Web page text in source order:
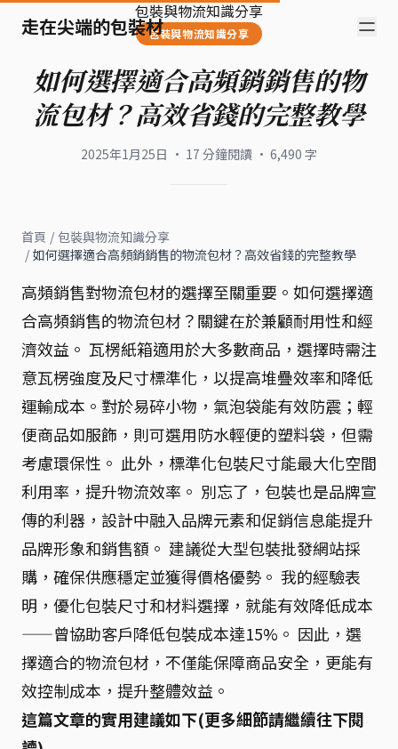
走在尖端的包裝材
包裝與物流知識分享
包裝與物流知識分享
如何選擇適合高頻銷銷售的物
流包材？高效省錢的完整教學
2025年1月25日 · 17 分鐘閱讀 · 6,490 字
首頁 / 包裝與物流知識分享
/ 如何選擇適合高頻銷銷售的物流包材？高效省錢的完整教學
高頻銷售對物流包材的選擇至關重要。如何選擇適
合高頻銷售的物流包材？關鍵在於兼顧耐用性和經
濟效益。 瓦楞紙箱適用於大多數商品，選擇時需注
意瓦楞強度及尺寸標準化，以提高堆疊效率和降低
運輸成本。對於易碎小物，氣泡袋能有效防震；輕
便商品如服飾，則可選用防水輕便的塑料袋，但需
考慮環保性。 此外，標準化包裝尺寸能最大化空間
利用率，提升物流效率。 別忘了，包裝也是品牌宣
傳的利器，設計中融入品牌元素和促銷信息能提升
品牌形象和銷售額。 建議從大型包裝批發網站採
購，確保供應穩定並獲得價格優勢。 我的經驗表
明，優化包裝尺寸和材料選擇，就能有效降低成本
——曾協助客戶降低包裝成本達15%。 因此，選
擇適合的物流包材，不僅能保障商品安全，更能有
效控制成本，提升整體效益。
這篇文章的實用建議如下(更多細節請繼續往下閱